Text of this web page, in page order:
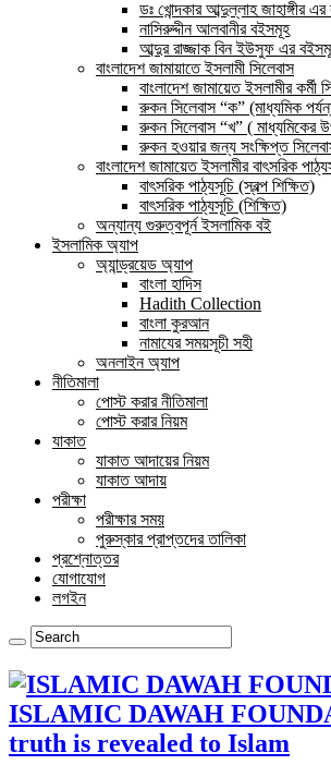
ডঃ খোন্দকার আব্দুল্লাহ জাহাঙ্গীর
নাসিরুদ্দীন আলবানীর বইসমূহ
আব্দুর রাজ্জাক বিন ইউসুফ এর
বাংলাদেশ জামায়াতে ইসলামী সিলেবাস
বাংলাদেশ জামায়েত ইসলামীর কর্মী
রুকন সিলেবাস “ক” (মাধ্যমিক
রুকন সিলেবাস “খ” ( মাধ্যমিকের
রুকন হওয়ার জন্য সংক্ষিপ্ত
বাংলাদেশ জামায়েত ইসলামীর বাৎসরিক
বাৎসরিক পাঠ্যসূচি (স্বল্প শিক্ষিত)
বাৎসরিক পাঠ্যসূচি (শিক্ষিত)
অন্যান্য গুরুত্বপূর্ন ইসলামিক বই
ইসলামিক অ্যাপ
অ্যান্ড্রয়েড অ্যাপ
বাংলা হাদিস
Hadith Collection
বাংলা কুরআন
নামাযের সময়সূচী সহী
অনলাইন অ্যাপ
নীতিমালা
পোস্ট করার নীতিমালা
পোস্ট করার নিয়ম
যাকাত
যাকাত আদায়ের নিয়ম
যাকাত আদায়
পরীক্ষা
পরীক্ষার সময়
পুরুস্কার প্রাপ্তদের তালিকা
প্রশ্নোত্তর
যোগাযোগ
লগইন
ISLAMIC DAWAH
truth is revealed to Islam